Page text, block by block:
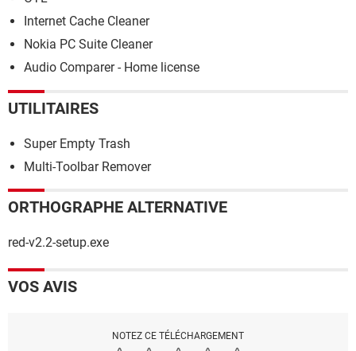
Internet Cache Cleaner
Nokia PC Suite Cleaner
Audio Comparer - Home license
UTILITAIRES
Super Empty Trash
Multi-Toolbar Remover
ORTHOGRAPHE ALTERNATIVE
red-v2.2-setup.exe
VOS AVIS
NOTEZ CE TÉLÉCHARGEMENT